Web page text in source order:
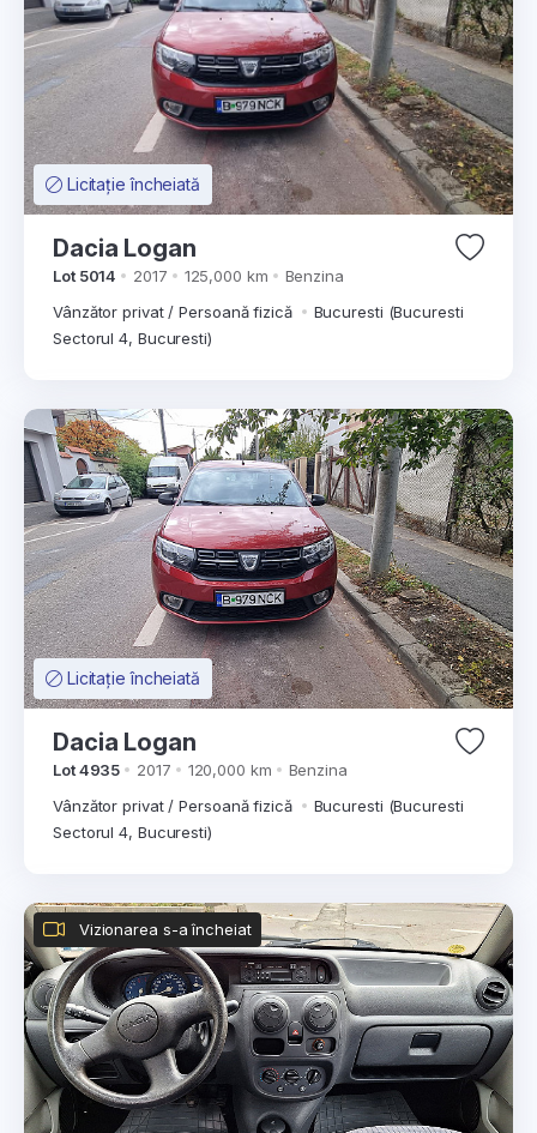
Licitație încheiată
Dacia Logan
Lot 5014 2017 125,000 km
Benzina
Vânzător privat / Persoană fizică
Bucuresti (Bucuresti
Sectorul 4, Bucuresti)
Licitație încheiată
Dacia Logan
Lot 4935 2017 120,000 km
Benzina
Vânzător privat / Persoană fizică
Bucuresti (Bucuresti
Sectorul 4, Bucuresti)
Vizionarea s-a încheiat